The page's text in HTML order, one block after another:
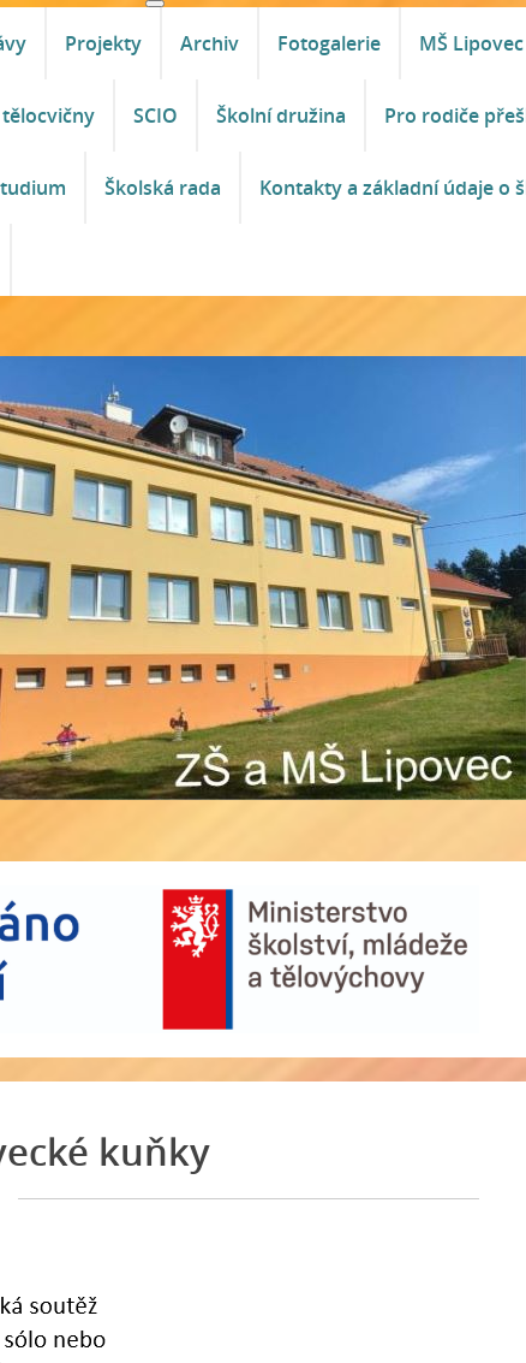
Projekty Archiv Fotogalerie MŠ Lipovec
SCIO Školní družina Pro rodiče
Školská rada Kontakty a základní údaje o
kuňky